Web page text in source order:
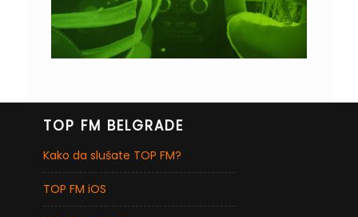
TOP FM BELGRADE
Kako da slušate TOP FM?
TOP FM iOS